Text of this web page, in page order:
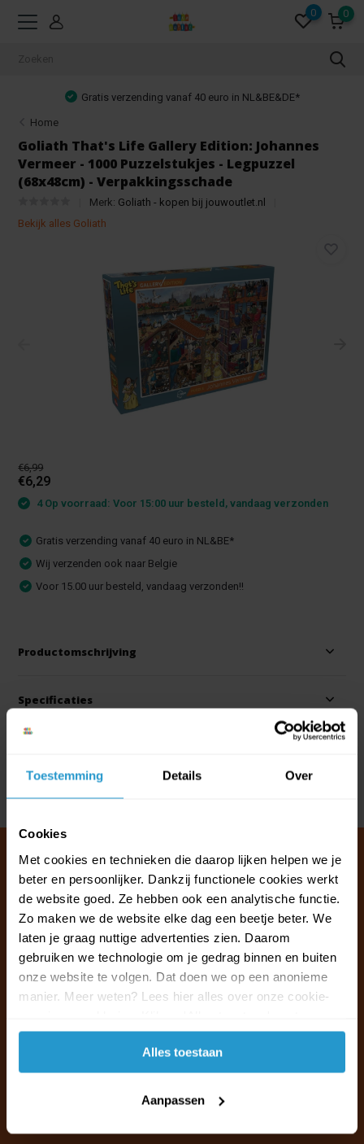
Toestemming Details Over
Cookies
Met cookies en technieken die daarop lijken helpen we je
beter en persoonlijker. Dankzij functionele cookies werkt
de website goed. Ze hebben ook een analytische functie.
Zo maken we de website elke dag een beetje beter. We
laten je graag nuttige advertenties zien. Daarom
gebruiken we technologie om je gedrag binnen en buiten
onze website te volgen. Dat doen we op een anonieme
manier. Meer weten? Lees hier alles over onze cookie-
accepteren.
Alles toestaan
Aanpassen
0 0
Gratis verzending vanaf 40 euro in NL&BE&DE*
Home
Goliath That's Life Gallery Edition: Johannes
Vermeer - 1000 Puzzelstukjes - Legpuzzel
(68x48cm) - Verpakkingsschade
Merk: Goliath - kopen bij jouwoutlet.nl
Bekijk alles Goliath
€6,99
€6,29
4 Op voorraad: Voor 15:00 uur besteld, vandaag verzonden
Gratis verzending vanaf 40 euro in NL&BE*
Wij verzenden ook naar Belgie
Voor 15.00 uur besteld, vandaag verzonden!!
Productomschrijving
Specificaties
Delen
Klantenservice & FAQ
Wij staan voor u klaar.
Ma t/m vr van 09:30 - 16:00 telefonisch
+31 (0)13 785 62 41
+31 (0)13 785 62 41